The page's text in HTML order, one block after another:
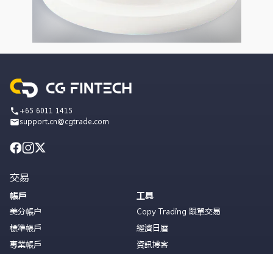
+65 6011 1415
support.cn@cgtrade.com
交易
帳戶
美分帳户
標準帳戶
專業帳戶
工具
Copy Trading 跟單交易
經濟日曆
資訊博客